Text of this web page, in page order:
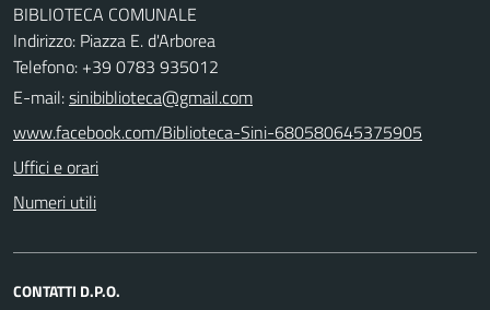
BIBLIOTECA COMUNALE
Indirizzo: Piazza E. d'Arborea
Telefono: +39 0783 935012
E-mail:sinibiblioteca@gmail.com
www.facebook.com/Biblioteca-Sini-680580645375905
Uffici e orari
Numeri utili
CONTATTI D.P.O.